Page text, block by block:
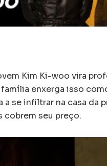
Kim Ki-woo vira
enxerga isso
se infiltrar na casa da
cobrem seu preço.